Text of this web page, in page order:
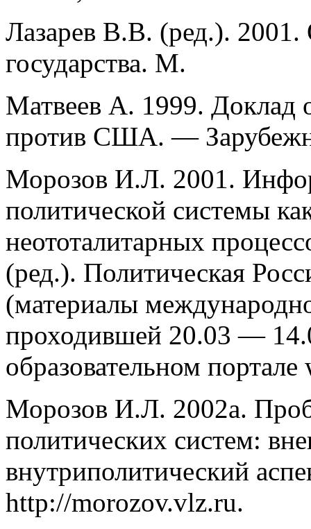
Лазарев В.В. (ред.).
государства. М.
Матвеев А. 1999. Доклад
против США. —
Морозов И.Л. 2001.
политической системы
неототалитарных
(ред.). Политическая
(материалы
проходившей 20.03 —
образовательном
Морозов И.Л. 2002а.
политических систем:
внутриполитический
http://morozov.vlz.ru.